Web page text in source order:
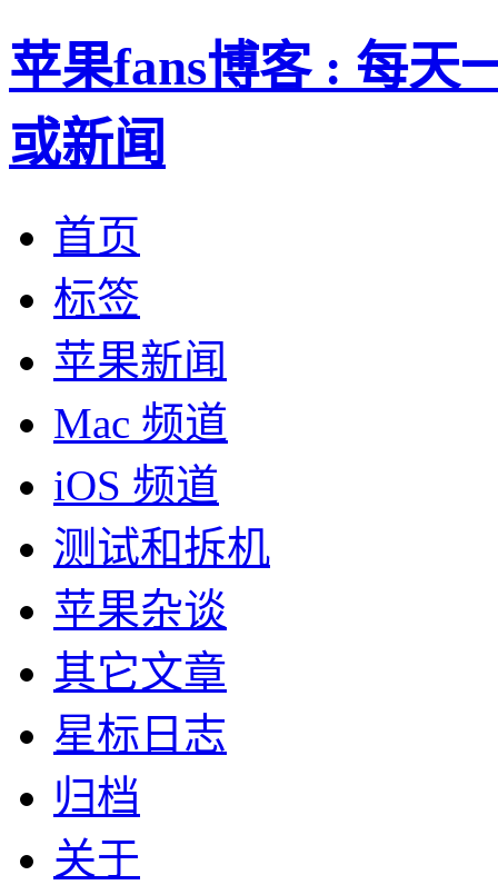
苹果fans博客 : 每天
或新闻
首页
标签
苹果新闻
Mac 频道
iOS 频道
测试和拆机
苹果杂谈
其它文章
星标日志
归档
关于